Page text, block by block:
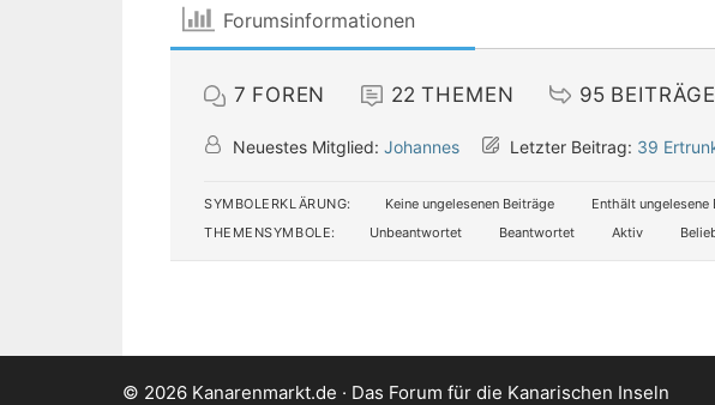
Forumsinformationen
7 FOREN 22 THEMEN 95 BEITRÄGE
Neuestes Mitglied: Johannes Letzter Beitrag: 39
SYMBOLERKLÄRUNG: Keine ungelesenen Beiträge
Enthält ungelesene
THEMENSYMBOLE:
Unbeantwortet Beantwortet Aktiv
© 2026 Kanarenmarkt.de · Das Forum für die Kanarischen Inseln